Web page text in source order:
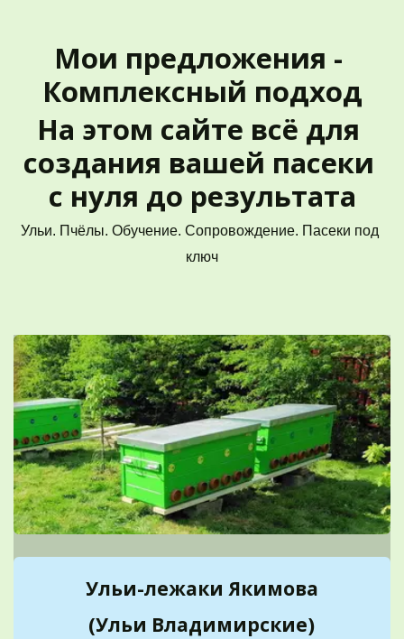
Мои предложения -
Комплексный подход
На этом сайте всё для
создания вашей пасеки
с нуля до результата
Ульи. Пчёлы. Обучение. Сопровождение. Пасеки под
ключ
Ульи-лежаки Якимова
(Ульи Владимирские)